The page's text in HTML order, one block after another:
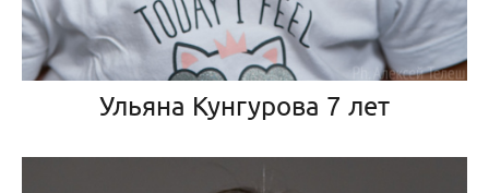
Ульяна Кунгурова 7 лет